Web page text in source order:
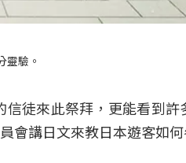
驗。
徒來此祭拜，更能看到許
會講日文來教日本遊客如何